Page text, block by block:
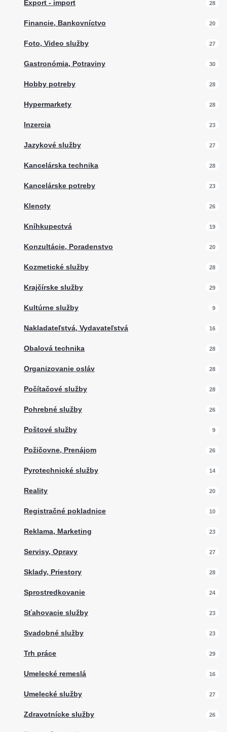
Export - import 28
Financie, Bankovníctvo 20
Foto, Video služby 27
Gastronómia, Potraviny 30
Hobby potreby 28
Hypermarkety 28
Inzercia 23
Jazykové služby 27
Kancelárska technika 28
Kancelárske potreby 23
Klenoty 26
Kníhkupectvá 19
Konzultácie, Poradenstvo 20
Kozmetické služby 28
Krajčírske služby 29
Kultúrne služby 9
Nakladateľstvá, Vydavateľstvá 16
Obalová technika 28
Organizovanie osláv 28
Počítačové služby 28
Pohrebné služby 26
Poštové služby 9
Požičovne, Prenájom 26
Pyrotechnické služby 14
Reality 20
Registračné pokladnice 10
Reklama, Marketing 23
Servisy, Opravy 27
Sklady, Priestory 28
Sprostredkovanie 24
Sťahovacie služby 23
Svadobné služby 23
Trh práce 29
Umelecké remeslá 16
Umelecké služby 27
Zdravotnícke služby 26